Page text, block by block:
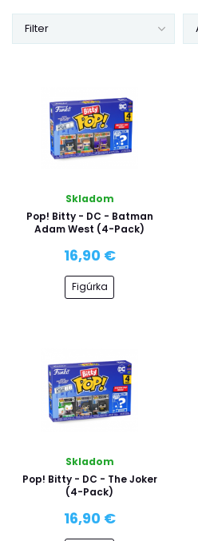
Filter
Skladom
Pop! Bitty - DC - Batman
Adam West (4-Pack)
16,90 €
Figúrka
Skladom
Pop! Bitty - DC - The Joker
(4-Pack)
16,90 €